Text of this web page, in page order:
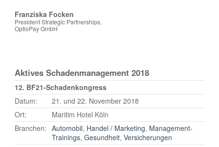
Franziska Focken
President Strategic Partnerships,
OptioPay GmbH
Aktives Schadenmanagement 2018
12. BF21-Schadenkongress
Datum:
21. und 22. November 2018
Ort:
Maritim Hotel Köln
Branchen: Automobil, Handel / Marketing, Management-
Trainings, Gesundheit, Versicherungen